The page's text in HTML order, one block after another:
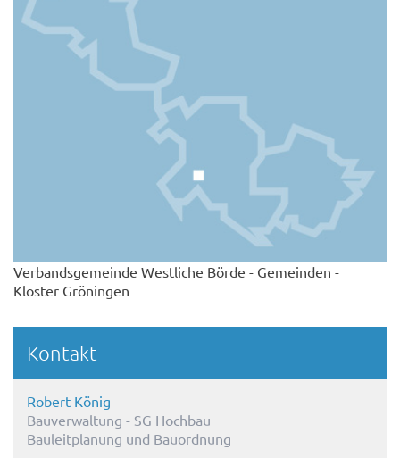
Verbandsgemeinde Westliche Börde - Gemeinden -
Kloster Gröningen
Kontakt
Robert König
Bauverwaltung - SG Hochbau
Bauleitplanung und Bauordnung